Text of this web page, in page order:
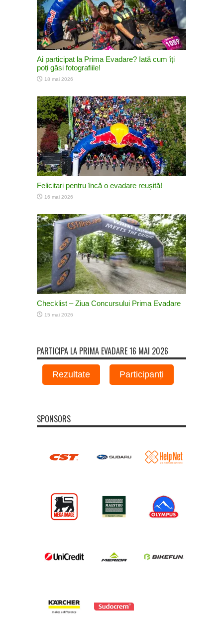
Ai participat la Prima Evadare? Iată cum îți
poți găsi fotografiile!
18 mai 2026
Felicitari pentru încă o evadare reușită!
16 mai 2026
Checklist – Ziua Concursului Prima Evadare
15 mai 2026
PARTICIPA LA PRIMA EVADARE 16 MAI 2026
Rezultate Participanți
SPONSORS